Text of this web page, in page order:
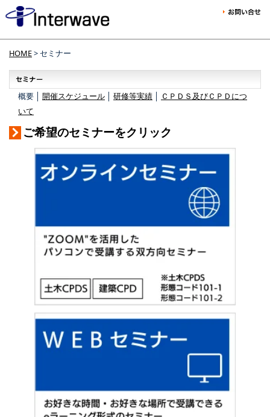
HOME> セミナー
概要 │ 開催スケジュール 研修等実績
ＣＰＤＳ及びＣＰＤにつ
いて
ご希望のセミナーをクリック